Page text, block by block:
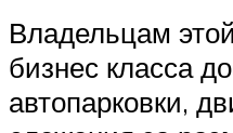
Владельцам
бизнес класса
автопарковки,